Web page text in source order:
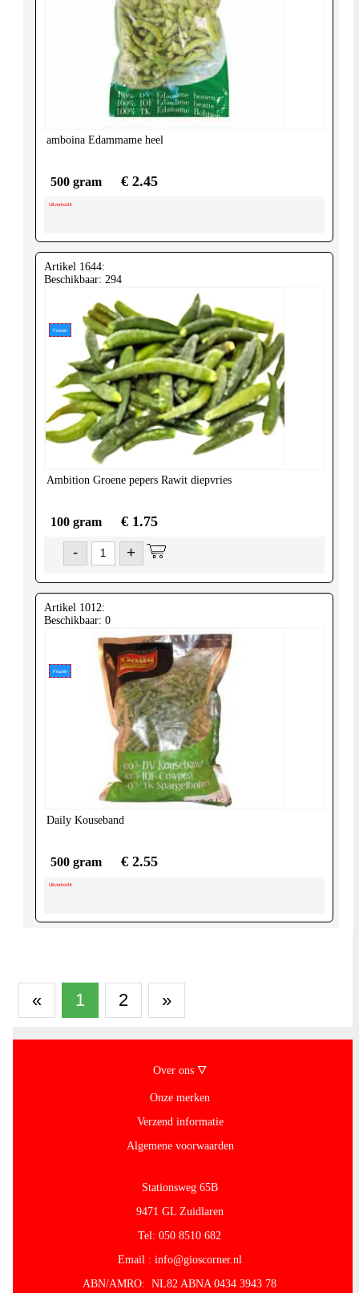
amboina Edammame heel
500 gram € 2.45
Uitverkocht
Frozen
Artikel 1644:
Beschikbaar: 294
Ambition Groene pepers Rawit diepvries
100 gram € 1.75
- +
Frozen
Artikel 1012:
Beschikbaar: 0
Daily Kouseband
500 gram € 2.55
Uitverkocht
« 1 2 »
Over ons 🜄
Onze merken
Verzend informatie
Algemene voorwaarden
Stationsweg 65B
9471 GL Zuidlaren
Tel: 050 8510 682
Email : info@gioscorner.nl
ABN/AMRO: NL82 ABNA 0434 3943 78